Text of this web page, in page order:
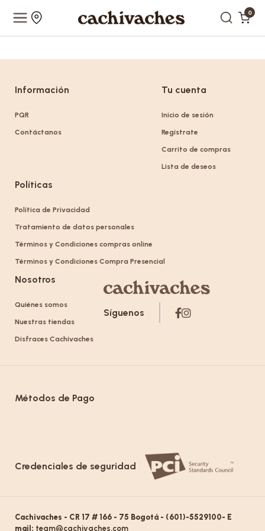
0
Información
PQR
Contáctanos
Tu cuenta
Inicio de sesión
Regístrate
Carrito de compras
Lista de deseos
Políticas
Política de Privacidad
Tratamiento de datos personales
Términos y Condiciones compras online
Términos y Condiciones Compra Presencial
Nosotros
Quiénes somos
Nuestras tiendas
Disfraces Cachivaches
Síguenos
Métodos de Pago
Credenciales de seguridad
Cachivaches - CR 17 # 166 - 75 Bogotá - (601)-5529100- E
mail: team@cachivaches.com